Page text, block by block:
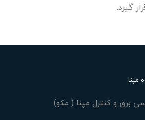
گیرد.
مپنا
برق و کنترل مپنا ( مکو)